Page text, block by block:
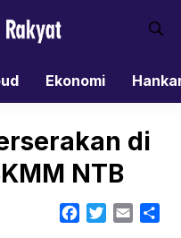
Ekonomi
di
NTB
Facebook
TwitterEmail